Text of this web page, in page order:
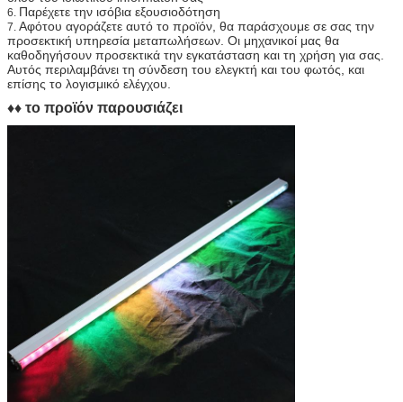
Για τις μεγάλες διαταγές:
συνήθως ο χρόνος παράδοσης είναι μέσα σε 7
εργάσιμες ημέρες
Διαταγές cOem και ODM:
μέσα σε 15 εργάσιμες ημέρες.
6. Παρέχετε την ισόβια εξουσιοδότηση
7. Αφότου αγοράζετε αυτό το προϊόν, θα παράσχουμε σε σας την
προσεκτική υπηρεσία μεταπωλήσεων. Οι μηχανικοί μας θα
καθοδηγήσουν προσεκτικά την εγκατάσταση και τη χρήση για σας.
Αυτός περιλαμβάνει τη σύνδεση του ελεγκτή και του φωτός, και
επίσης το λογισμικό ελέγχου.
♦♦ το προϊόν παρουσιάζει